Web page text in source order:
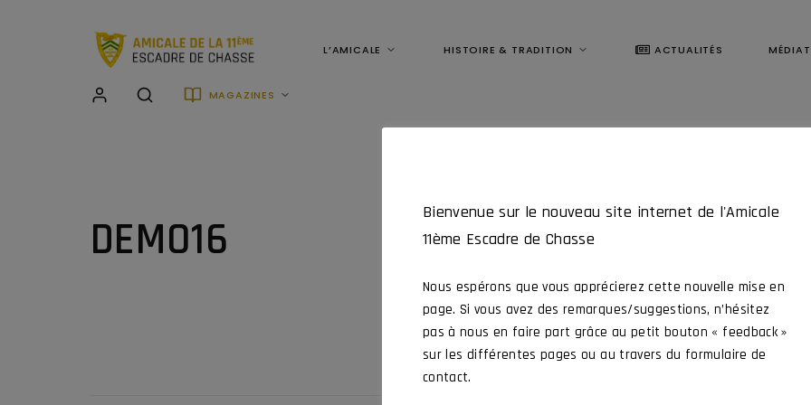
L’AMICALE HISTOIRE & TRADITION ACTUALITÉS
MAGAZINES
DEMO16
Bienvenue sur le nouveau site internet de l'Amicale
11ème Escadre de Chasse
Nous espérons que vous apprécierez cette nouvelle mise en
page. Si vous avez des remarques/suggestions, n’hésitez
pas à nous en faire part grâce au petit bouton « feedback »
sur les différentes pages ou au travers du formulaire de
contact.